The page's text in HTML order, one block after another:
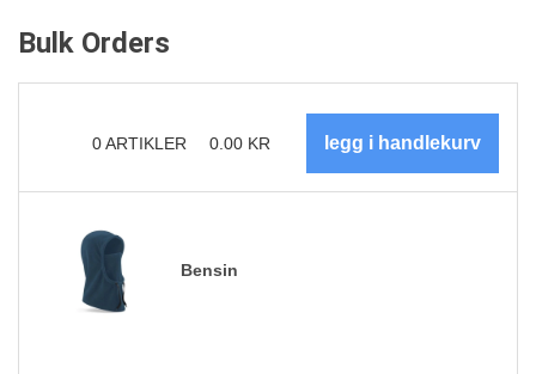
Bulk Orders
0ARTIKLER 0.00 KR
Bensin